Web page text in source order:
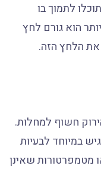
לתמוך בו
הוא גורם לחץ
הלחץ הזה.
חשוף למחלות.
במיוחד לבעיות
שאינן